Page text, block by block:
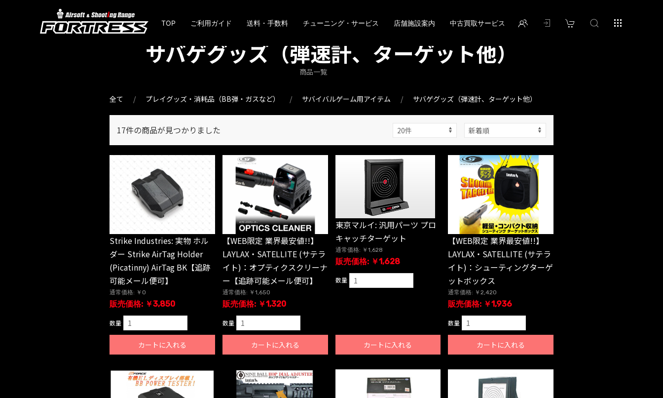
TOP ご利用ガイド 送料・手数料 チューニング・サービス 店舗施設案内 中古買取サービス
サバゲグッズ（弾速計、ターゲット他）
商品一覧
全て プレイグッズ・消耗品（BB弾・ガスなど） サバイバルゲーム用アイテム サバゲグッズ（弾速計、ターゲット他）
17件の商品が見つかりました
Strike Industries: 実物 ホル
ダー Strike AirTag Holder
(Picatinny) AirTag BK【追跡
可能メール便可】
通常価格: ￥0
販売価格: ￥3,850
数量
カートに入れる
【WEB限定 業界最安値!!】
LAYLAX・SATELLITE (サテラ
イト)：オプティクスクリーナ
ー【追跡可能メール便可】
通常価格: ￥1,650
販売価格: ￥1,320
数量
カートに入れる
東京マルイ: 汎用パーツ プロ
キャッチターゲット
通常価格: ￥1,628
販売価格: ￥1,628
数量
カートに入れる
【WEB限定 業界最安値!!】
LAYLAX・SATELLITE (サテラ
イト)：シューティングターゲ
ットボックス
通常価格: ￥2,420
販売価格: ￥1,936
数量
カートに入れる